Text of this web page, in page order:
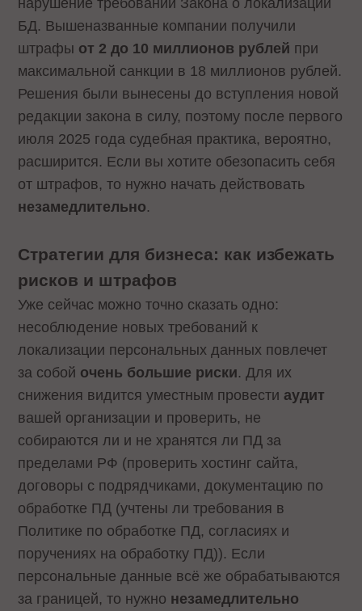
нарушение требований Закона о локализации
БД. Вышеназванные компании получили
штрафы от 2 до 10 миллионов рублей при
максимальной санкции в 18 миллионов рублей.
Решения были вынесены до вступления новой
редакции закона в силу, поэтому после первого
июля 2025 года судебная практика, вероятно,
расширится. Если вы хотите обезопасить себя
от штрафов, то нужно начать действовать
незамедлительно.
Стратегии для бизнеса: как избежать
рисков и штрафов
Уже сейчас можно точно сказать одно:
несоблюдение новых требований к
локализации персональных данных повлечет
за собой очень большие риски. Для их
снижения видится уместным провести аудит
вашей организации и проверить, не
собираются ли и не хранятся ли ПД за
пределами РФ (проверить хостинг сайта,
договоры с подрядчиками, документацию по
обработке ПД (учтены ли требования в
Политике по обработке ПД, согласиях и
поручениях на обработку ПД)). Если
персональные данные всё же обрабатываются
за границей, то нужно незамедлительно